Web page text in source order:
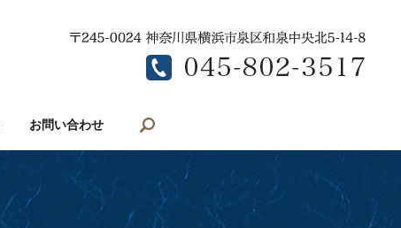
お問い合わせ